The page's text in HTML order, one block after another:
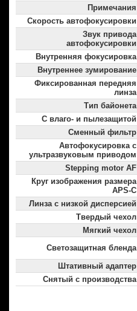
Примечания
Скорость автофокусировки
Звук привода
автофокусировки
Внутренняя фокусировка
Внутреннее зумирование
Фиксированная передняя
линза
Тип байонета
С влаго- и пылезащитой
Сменный фильтр
Автофокусировка с
ультразвуковым приводом
Stepping motor AF
Круг изображения размера
APS-C
Линза с низкой дисперсией
Твердый чехол
Мягкий чехол
Светозащитная бленда
Штативный адаптер
Снятый с производства